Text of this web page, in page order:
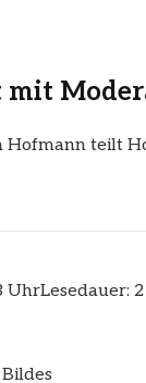
mit
Hofmann teilt
UhrLesedauer: